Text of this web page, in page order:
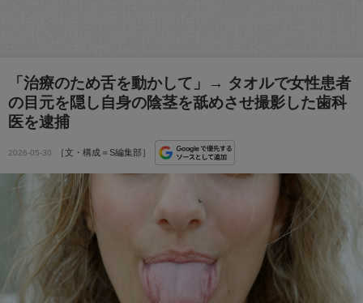
「治療のため舌を動かして」→ タオルで女性患者
の目元を隠し自身の陰茎を舐めさせ撮影した歯科
医を逮捕
2026-05-30 ［文・構成＝S編集部］